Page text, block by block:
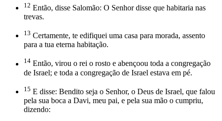
12 Então, disse Salomão: O Senhor disse que habitaria nas
trevas.
13 Certamente, te edifiquei uma casa para morada, assento
para a tua eterna habitação.
14 Então, virou o rei o rosto e abençoou toda a congregação
de Israel; e toda a congregação de Israel estava em pé.
15 E disse: Bendito seja o Senhor, o Deus de Israel, que falou
pela sua boca a Davi, meu pai, e pela sua mão o cumpriu,
dizendo: